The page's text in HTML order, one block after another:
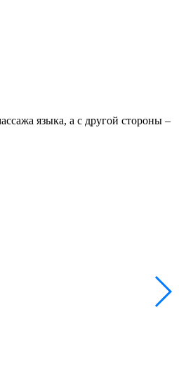
языка, а с другой стороны –